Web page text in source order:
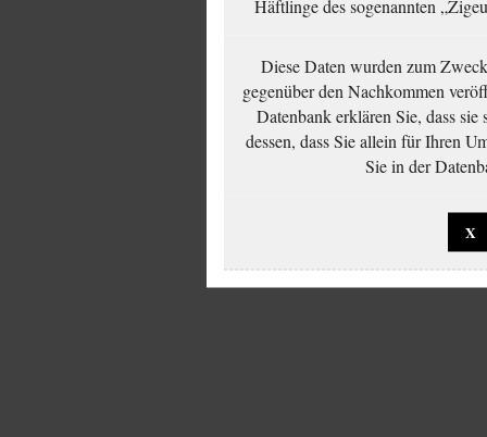
Häftlinge des sogenannten
Diese Daten wurden zum
gegenüber den Nachkommen
Datenbank erklären Sie, dass sie
dessen, dass Sie allein für Ihren
Sie in der
X